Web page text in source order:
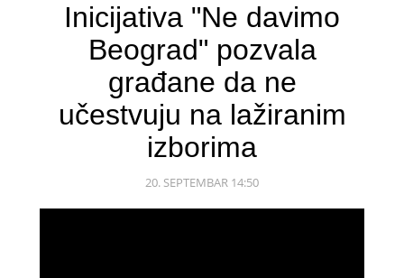
Inicijativa "Ne davimo
Beograd" pozvala
građane da ne
učestvuju na lažiranim
izborima
20. SEPTEMBAR 14:50